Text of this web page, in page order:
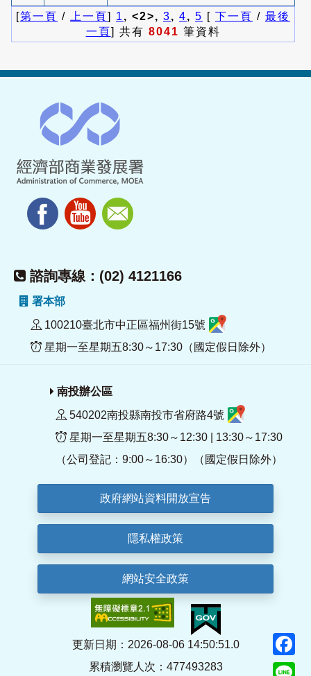
[第一頁 / 上一頁] 1 , <2>, 3, 4, 5 [ 下一頁 / 最後
一頁] 共有 8041 筆資料
諮詢專線：(02) 4121166
署本部
100210臺北市中正區福州街15號
星期一至星期五8:30～17:30（國定假日除外）
南投辦公區
540202南投縣南投市省府路4號
星期一至星期五8:30～12:30 | 13:30～17:30
（公司登記：9:00～16:30）（國定假日除外）
政府網站資料開放宣告
隱私權政策
網站安全政策
更新日期：2026-08-06 14:50:51.0
累積瀏覽人次：477493283